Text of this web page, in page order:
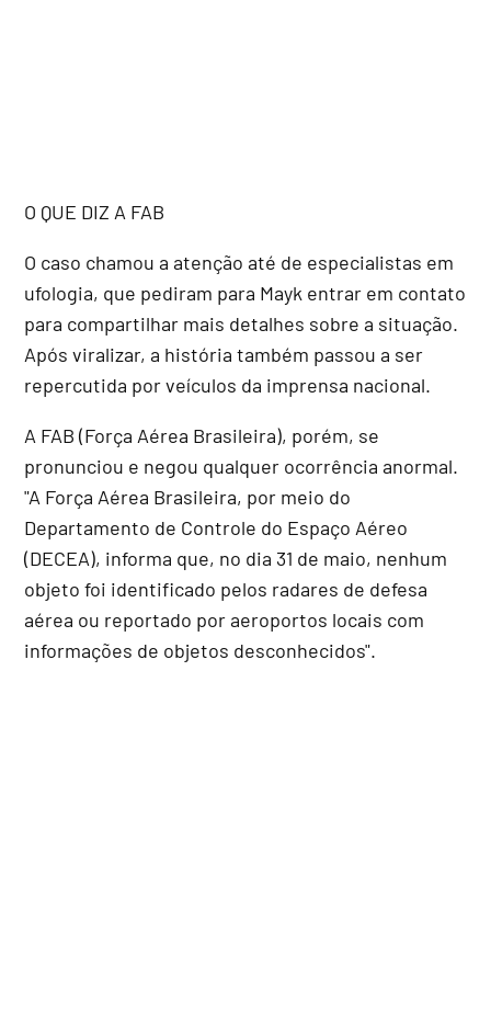
O QUE DIZ A FAB
O caso chamou a atenção até de especialistas em
ufologia, que pediram para Mayk entrar em contato
para compartilhar mais detalhes sobre a situação.
Após viralizar, a história também passou a ser
repercutida por veículos da imprensa nacional.
A FAB (Força Aérea Brasileira), porém, se
pronunciou e negou qualquer ocorrência anormal.
"A Força Aérea Brasileira, por meio do
Departamento de Controle do Espaço Aéreo
(DECEA), informa que, no dia 31 de maio, nenhum
objeto foi identificado pelos radares de defesa
aérea ou reportado por aeroportos locais com
informações de objetos desconhecidos".